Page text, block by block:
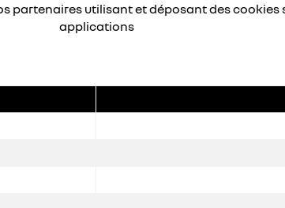
partenaires utilisant et déposant des cookies
applications